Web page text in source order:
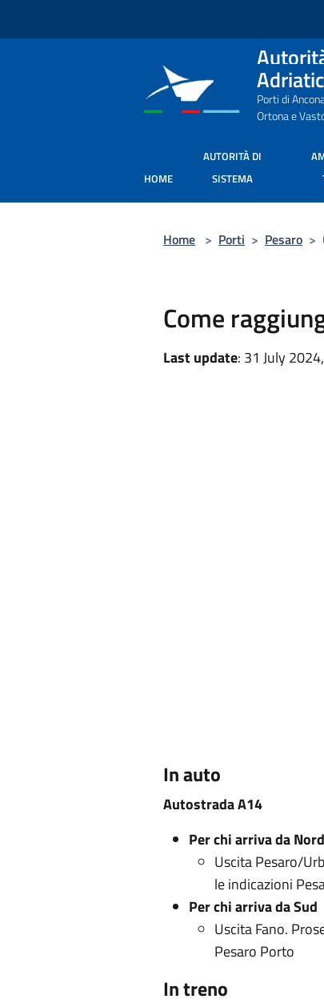
Porti di
Ortona e
HOME
AUTORITÀ DI
SISTEMA
Home > Porti > Pesaro >
Come
Last update: 31 July
In auto
Autostrada A14
Per chi arriva da Nord
Uscita Pesaro/
le indicazioni
Per chi arriva da Sud
Uscita Fano.
Pesaro Porto
In treno